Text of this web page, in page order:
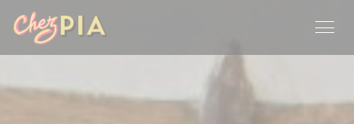
Painel de Gerenciamento de Cookies